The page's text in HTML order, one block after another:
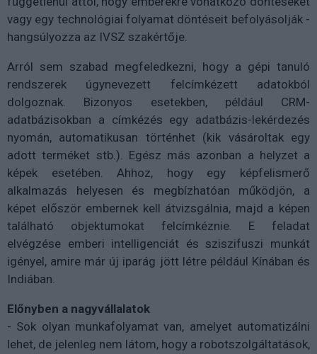
vagy egy technológiai folyamat döntéseit befolyásolják -
hangsúlyozza az IVSZ szakértője.
Arról sem szabad megfeledkezni, hogy a gépi tanuló
rendszerek úgynevezett felcímkézett adatokból
dolgoznak. Bizonyos esetekben, például CRM-
adatbázisokban a címkézés egy adatbázis-lekérdezés
nyomán, automatikusan történhet (kik vásároltak egy
adott terméket stb.). Egész más azonban a helyzet a
képek esetében. Ahhoz, hogy egy képfelismerő
alkalmazás helyesen és megbízhatóan működjön, a
képet először embernek kell átvizsgálnia, majd a képen
található objektumokat felcímkéznie. E feladat
elvégzése emberi intelligenciát és sziszifuszi munkát
igényel, amire már új iparág jött létre például Kínában és
Indiában.
Előnyben a nagyvállalatok
- Sok olyan munkafolyamat van, amelyet automatizálni
lehet, de jelenleg nem látom, hogy a robotszolgáltatások,